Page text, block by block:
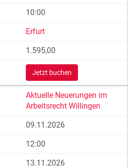
10:00
Erfurt
1.595,00
Jetzt buchen
Aktuelle Neuerungen im
Arbeitsrecht Willingen
09.11.2026
12:00
13.11.2026